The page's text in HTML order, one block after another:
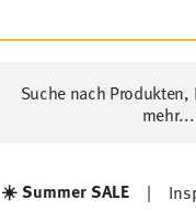
Suche nach
mehr...
☀️ Summer SALE |